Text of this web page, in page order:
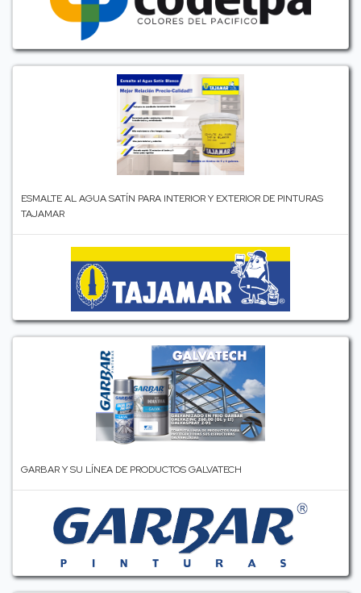
ESMALTE AL AGUA SATÍN PARA INTERIOR Y EXTERIOR DE PINTURAS
TAJAMAR
GARBAR Y SU LÍNEA DE PRODUCTOS GALVATECH